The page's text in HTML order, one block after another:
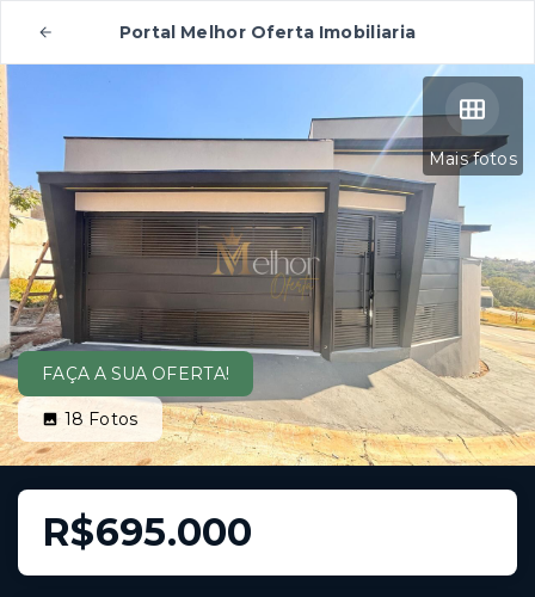
Portal Melhor Oferta Imobiliaria
Mais fotos
FAÇA A SUA OFERTA!
18 Fotos
R$695.000